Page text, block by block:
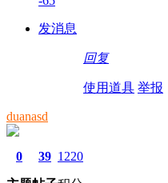
发消息
回复
使用道具 举报
duanasd
0 39 1220